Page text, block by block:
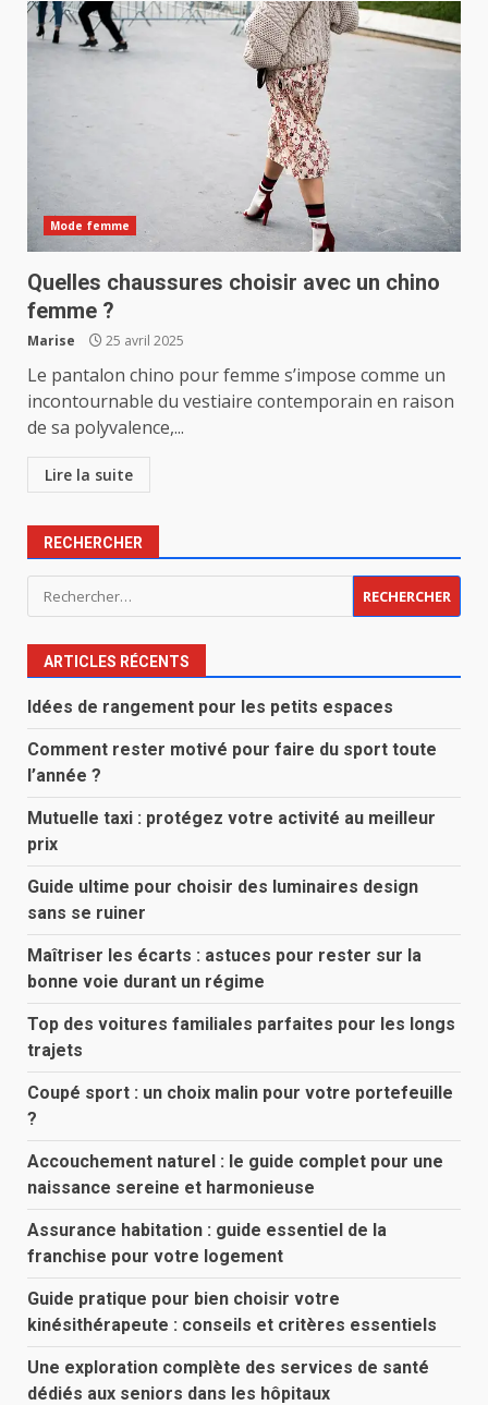
Mode femme
Quelles chaussures choisir avec un chino
femme ?
Marise 25 avril 2025
Le pantalon chino pour femme s’impose comme un
incontournable du vestiaire contemporain en raison
de sa polyvalence,...
Lire la suite
RECHERCHER
Rechercher :
ARTICLES RÉCENTS
Idées de rangement pour les petits espaces
Comment rester motivé pour faire du sport toute
l’année ?
Mutuelle taxi : protégez votre activité au meilleur
prix
Guide ultime pour choisir des luminaires design
sans se ruiner
Maîtriser les écarts : astuces pour rester sur la
bonne voie durant un régime
Top des voitures familiales parfaites pour les longs
trajets
Coupé sport : un choix malin pour votre portefeuille
?
Accouchement naturel : le guide complet pour une
naissance sereine et harmonieuse
Assurance habitation : guide essentiel de la
franchise pour votre logement
Guide pratique pour bien choisir votre
kinésithérapeute : conseils et critères essentiels
Une exploration complète des services de santé
dédiés aux seniors dans les hôpitaux